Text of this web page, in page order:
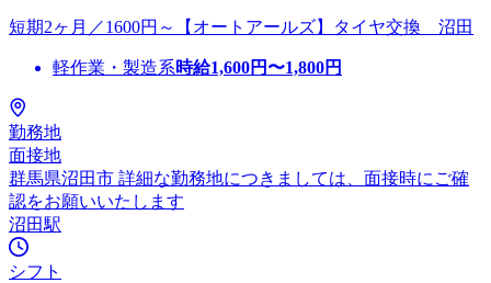
短期2ヶ月／1600円～【オートアールズ】タイヤ交換 沼田
軽作業・製造系時給1,600円〜1,800円
勤務地
面接地
群馬県沼田市 詳細な勤務地につきましては、面接時にご確
認をお願いいたします
沼田駅
シフト